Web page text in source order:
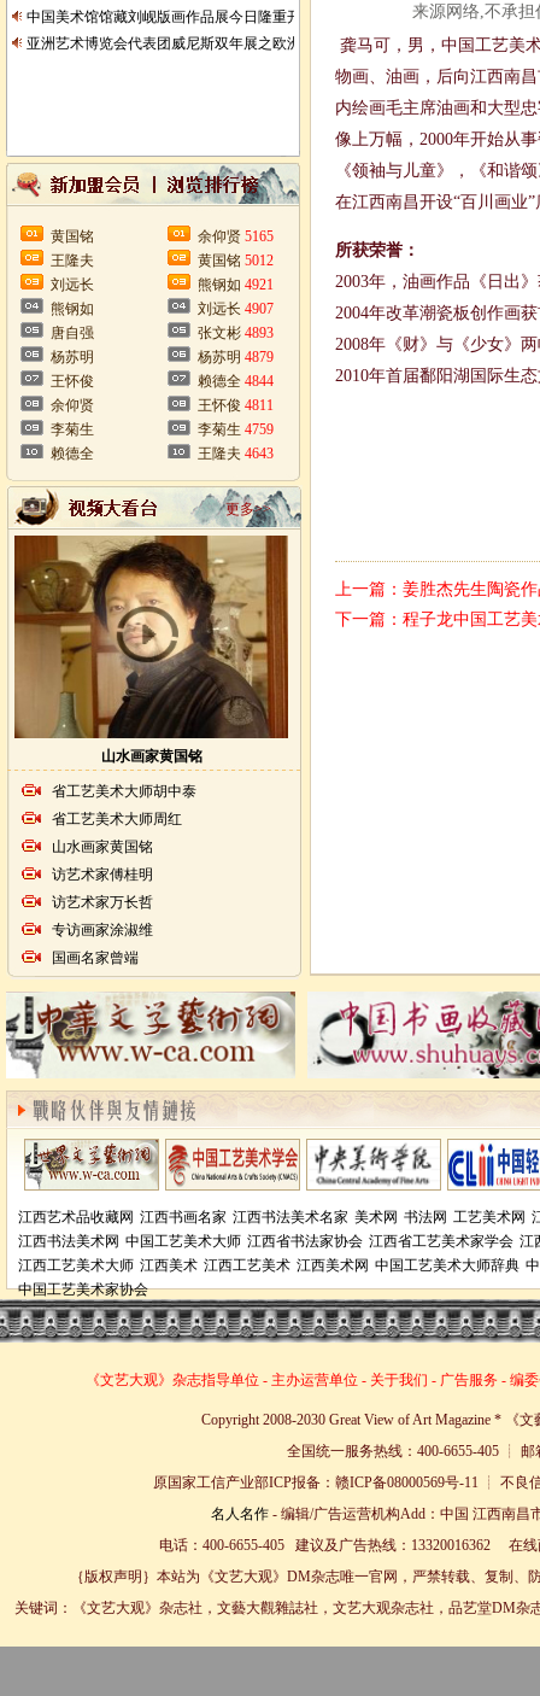
中国美术馆馆藏刘岘版画作品展今日隆重开展
亚洲艺术博览会代表团威尼斯双年展之欧洲行
黄国铭
王隆夫
刘远长
熊钢如
唐自强
杨苏明
王怀俊
余仰贤
李菊生
赖德全
余仰贤 5165
黄国铭 5012
熊钢如 4921
刘远长 4907
张文彬 4893
杨苏明 4879
赖德全 4844
王怀俊 4811
李菊生 4759
王隆夫 4643
更多>>
山水画家黄国铭
省工艺美术大师胡中泰
省工艺美术大师周红
山水画家黄国铭
访艺术家傅桂明
访艺术家万长哲
专访画家涂淑维
国画名家曾端
来源网络,不承担
龚马可，男，中国工艺美
物画、油画，后向江西南
内绘画毛主席油画和大型
像上万幅，2000年开始从
《领袖与儿童》，《和谐
在江西南昌开设“百川画业”
所获荣誉：
2003年，油画作品《日出
2004年改革潮瓷板创作画
2008年《财》与《少女》
2010年首届鄱阳湖国际生
上一篇： 姜胜杰先生陶瓷
下一篇： 程子龙中国工艺
江西艺术品收藏网 江西书画名家 江西书法美术名家 美术网 书法网 工艺美术网
江西书法美术网 中国工艺美术大师 江西省书法家协会 江西省工艺美术家学会 江
江西工艺美术大师 江西美术 江西工艺美术 江西美术网 中国工艺美术大师辞典
中国工艺美术家协会
《文艺大观》杂志指导单位 - 主办运营单位 - 关于我们 - 广告服务 - 编
Copyright 2008-2030 Great View of Art Magazine * 《
全国统一服务热线：400-6655-405 ┊ 邮
原国家工信产业部ICP报备：赣ICP备08000569号-11 ┊ 不
名人名作- 编辑/广告运营机构Add：中国 江西南昌
电话：400-6655-405 建议及广告热线：13320016362 在
｛版权声明｝本站为《文艺大观》DM杂志唯一官网，严禁转载、复制
关键词：《文艺大观》杂志社，文藝大觀雜誌社，文艺大观杂志社，品艺堂DM